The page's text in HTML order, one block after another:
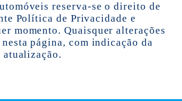
reserva-se o direito de
Política de Privacidade e
momento. Quaisquer alterações
página, com indicação da
atualização.